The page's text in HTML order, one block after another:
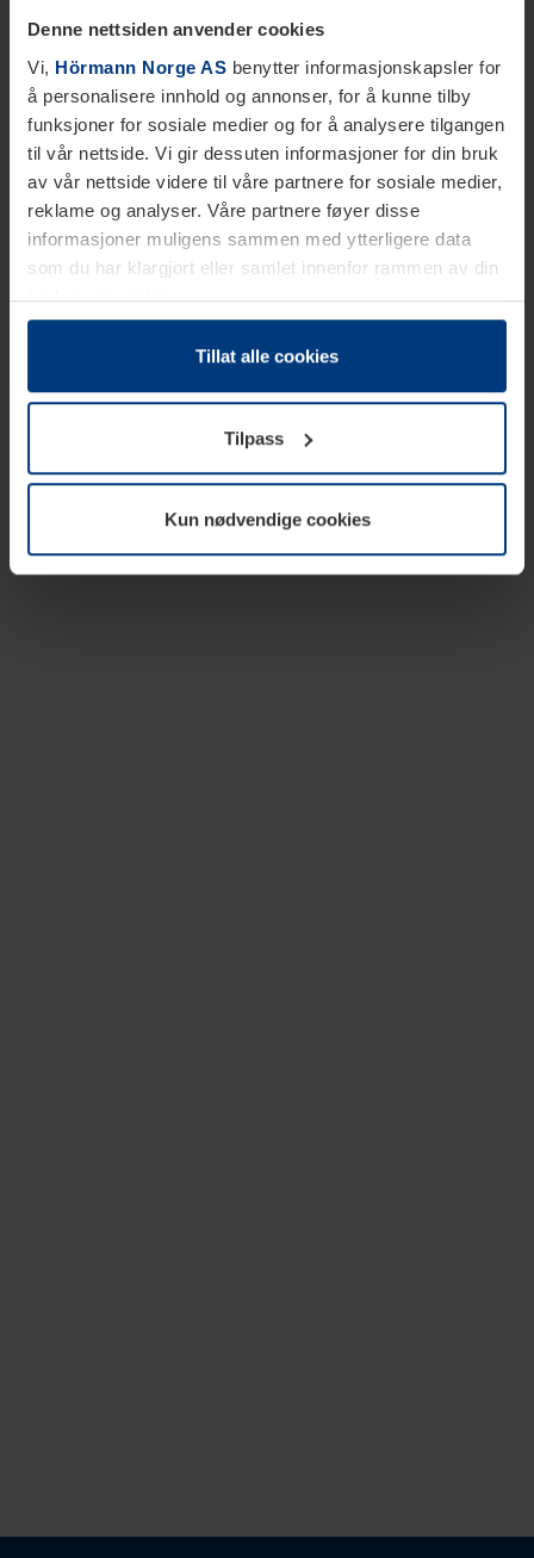
Denne nettsiden anvender cookies
Vi, Hörmann Norge AS benytter informasjonskapsler for
å personalisere innhold og annonser, for å kunne tilby
funksjoner for sosiale medier og for å analysere tilgangen
til vår nettside. Vi gir dessuten informasjoner for din bruk
av vår nettside videre til våre partnere for sosiale medier,
reklame og analyser. Våre partnere føyer disse
informasjoner muligens sammen med ytterligere data
som du har klargjort eller samlet innenfor rammen av din
bruk av tjenestene.
Etter loven kan vi lagre informasjonskapsler på din
datamaskin, hvis disse er absolutt nødvendig for drift av
trenger vi din tillatelse. Du kan når som helst endre eller
tilbakekalle ditt samtykke i forklaringen av
informasjonskapselen på sidenPersonvernerklæringpå
Tillat alle cookies
Tilpass
Kun nødvendige cookies